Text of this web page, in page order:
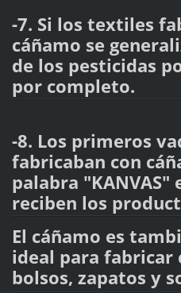
-7. Si los textiles
cáñamo se
de los pesticidas
por completo.
-8. Los primeros
fabricaban con
palabra "KANVAS"
reciben los
El cáñamo es
ideal para fabricar
bolsos, zapatos y